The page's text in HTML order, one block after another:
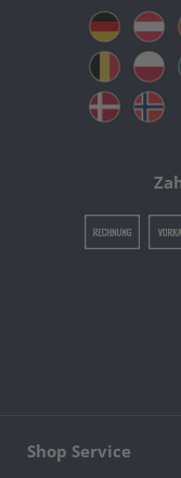
Shop Service